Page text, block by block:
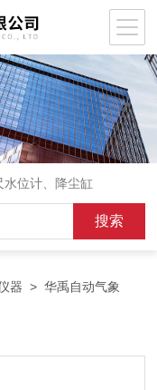
水位计、降尘缸
器 >华禹自动气象